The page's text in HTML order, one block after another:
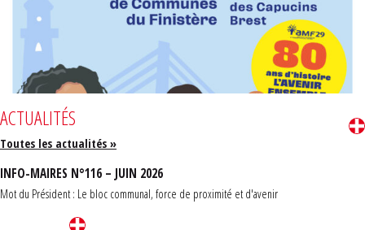
ACTUALITÉS
Toutes les actualités »
INFO-MAIRES N°116 – JUIN 2026
Mot du Président : Le bloc communal, force de proximité et d'avenir